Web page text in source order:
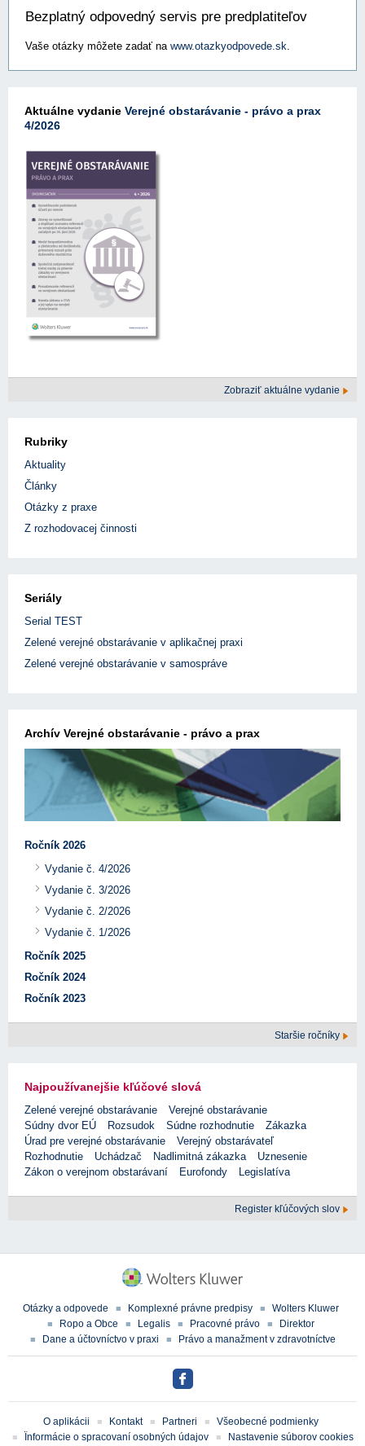
Bezplatný odpovedný servis pre predplatiteľov
Vaše otázky môžete zadať na www.otazkyodpovede.sk.
Aktuálne vydanie Verejné obstarávanie - právo a prax
4/2026
Zobraziť aktuálne vydanie
Rubriky
Aktuality
Články
Otázky z praxe
Z rozhodovacej činnosti
Seriály
Serial TEST
Zelené verejné obstarávanie v aplikačnej praxi
Zelené verejné obstarávanie v samospráve
Archív Verejné obstarávanie - právo a prax
Ročník 2026
Vydanie č. 4/2026
Vydanie č. 3/2026
Vydanie č. 2/2026
Vydanie č. 1/2026
Ročník 2025
Ročník 2024
Ročník 2023
Staršie ročníky
Najpoužívanejšie kľúčové slová
Zelené verejné obstarávanie
Verejné obstarávanie
Súdny dvor EÚ
Rozsudok Súdne rozhodnutie
Zákazka
Úrad pre verejné obstarávanie
Verejný obstarávateľ
Rozhodnutie
Uchádzač Nadlimitná zákazka
Uznesenie
Zákon o verejnom obstarávaní
Eurofondy Legislatíva
Register kľúčových slov
Otázky a odpovede Komplexné právne predpisy
Wolters Kluwer
Ropo a Obce
Legalis Pracovné právo
Direktor
Dane a účtovníctvo v praxi
Právo a manažment v zdravotníctve
O aplikácii Kontakt Partneri
Všeobecné podmienky
Ïnformácie o spracovaní osobných údajov
Nastavenie súborov cookies